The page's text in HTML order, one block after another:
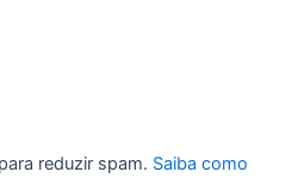
reduzir spam. Saiba como